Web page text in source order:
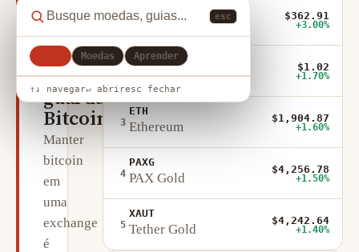
esc
Moedas Aprender
↑↓ navegar↵ abriresc fechar
verdadeiros
trade-
offs
de
guardar
Bitcoin
Manter
bitcoin
em
uma
exchange
é
1 Monero
$362.91
+3.00%
FIGR_HELOC
Figure Heloc
$1.02
+1.70%
3
ETH
Ethereum
$1,904.87
+1.60%
4
PAXG
PAX Gold
$4,256.78
+1.50%
5
XAUT
Tether Gold
$4,242.64
+1.40%